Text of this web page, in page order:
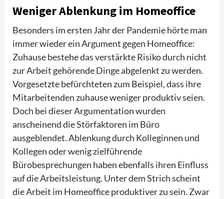
Weniger Ablenkung im Homeoffice
Besonders im ersten Jahr der Pandemie hörte man
immer wieder ein Argument gegen Homeoffice:
Zuhause bestehe das verstärkte Risiko durch nicht
zur Arbeit gehörende Dinge abgelenkt zu werden.
Vorgesetzte befürchteten zum Beispiel, dass ihre
Mitarbeitenden zuhause weniger produktiv seien.
Doch bei dieser Argumentation wurden
anscheinend die Störfaktoren im Büro
ausgeblendet. Ablenkung durch Kolleginnen und
Kollegen oder wenig zielführende
Bürobesprechungen haben ebenfalls ihren Einfluss
auf die Arbeitsleistung. Unter dem Strich scheint
die Arbeit im Homeoffice produktiver zu sein. Zwar